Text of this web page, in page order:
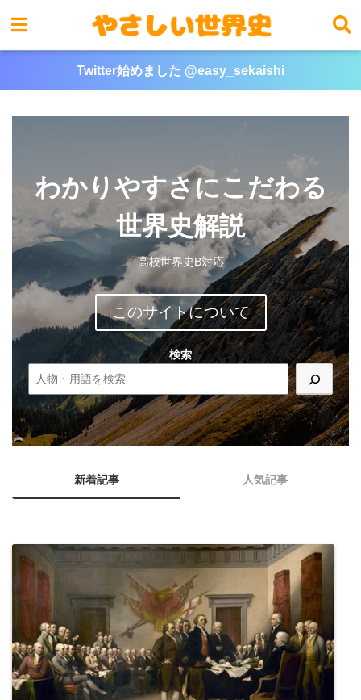
Twitter始めました @easy_sekaishi
わかりやすさにこだわる
世界史解説
高校世界史B対応
このサイトについて
検索
新着記事 人気記事